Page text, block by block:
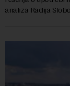
analiza Radija